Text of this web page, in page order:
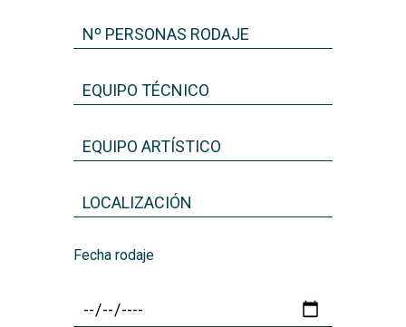
Fecha rodaje